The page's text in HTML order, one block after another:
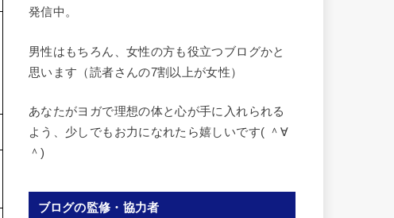
発信中。
男性はもちろん、女性の方も役立つブログかと
思います（読者さんの7割以上が女性）
あなたがヨガで理想の体と心が手に入れられる
よう、少しでもお力になれたら嬉しいです( ＾∀
＾)
ブログの監修・協力者